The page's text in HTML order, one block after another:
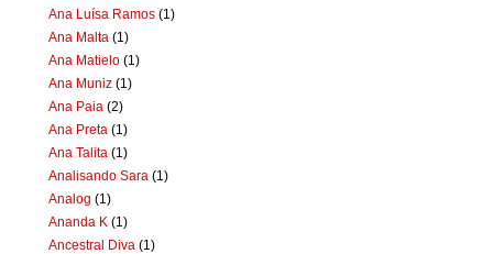
Ana Luísa Ramos (1)
Ana Malta (1)
Ana Matielo (1)
Ana Muniz (1)
Ana Paia (2)
Ana Preta (1)
Ana Talita (1)
Analisando Sara (1)
Analog (1)
Ananda K (1)
Ancestral Diva (1)